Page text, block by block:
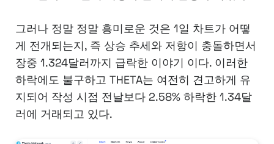
그러나 정말 정말 흥미로운 것은 1일 차트가 어떻
게 전개되는지, 즉 상승 추세와 저항이 충돌하면서
장중 1.324달러까지 급락한 이야기 이다. 이러한
하락에도 불구하고 THETA는 여전히 견고하게 유
지되어 작성 시점 전날보다 2.58% 하락한 1.34달
러에 거래되고 있다.